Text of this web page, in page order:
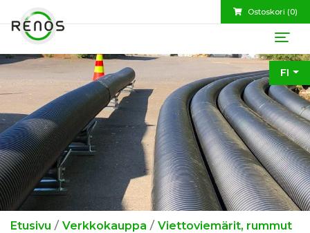
Ostoskori (0)
FI
Etusivu / Verkkokauppa / Viettoviemärit, rummut